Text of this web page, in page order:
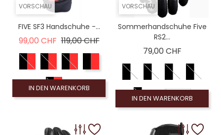
VORSCHAU
FIVE SF3 Handschuhe -...
99,00 CHF Verkaufspreis
119,00 CHFPreis
IN DEN WARENKORB
VORSCHAU
Sommerhandschuhe Five
RS2...
79,00 CHFPreis
S-(8)
IN DEN WARENKORB